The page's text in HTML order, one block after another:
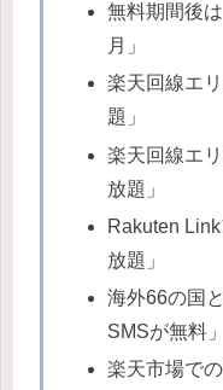
無料期間後
月」
楽天回線エ
題」
楽天回線エ
放題」
Rakuten
放題」
海外66の国
SMSが無料」
楽天市場で